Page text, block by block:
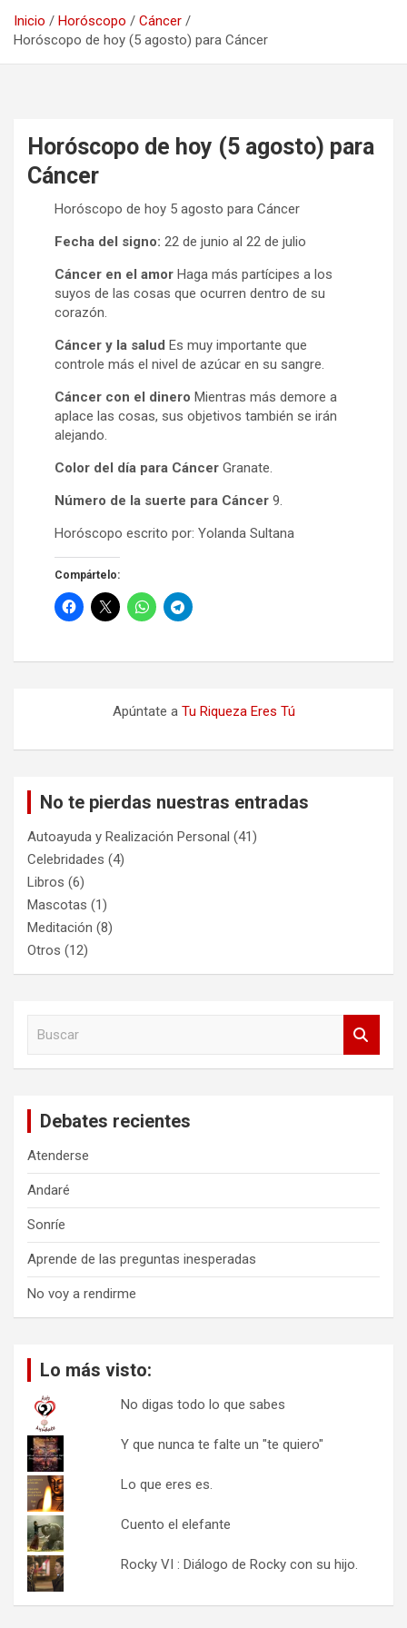
Inicio Horóscopo
Cáncer
Horóscopo de hoy (5 agosto) para Cáncer
Horóscopo de hoy (5 agosto) para
Cáncer
Horóscopo de hoy 5 agosto para Cáncer
Fecha del signo: 22 de junio al 22 de julio
Cáncer en el amor Haga más partícipes a los
suyos de las cosas que ocurren dentro de su
corazón.
Cáncer y la salud Es muy importante que
controle más el nivel de azúcar en su sangre.
Cáncer con el dinero Mientras más demore a
aplace las cosas, sus objetivos también se irán
alejando.
Color del día para Cáncer Granate.
Número de la suerte para Cáncer 9.
Horóscopo escrito por: Yolanda Sultana
Compártelo:
Apúntate a Tu Riqueza Eres Tú
No te pierdas nuestras entradas
Autoayuda y Realización Personal (41)
Celebridades (4)
Libros (6)
Mascotas (1)
Meditación (8)
Otros (12)
Debates recientes
Atenderse
Andaré
Sonríe
Aprende de las preguntas inesperadas
No voy a rendirme
Lo más visto:
No digas todo lo que sabes
Y que nunca te falte un "te quiero"
Lo que eres es.
Cuento el elefante
Rocky VI : Diálogo de Rocky con su hijo.